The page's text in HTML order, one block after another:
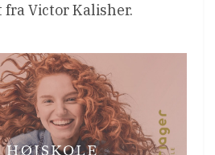
Victor Kalisher.